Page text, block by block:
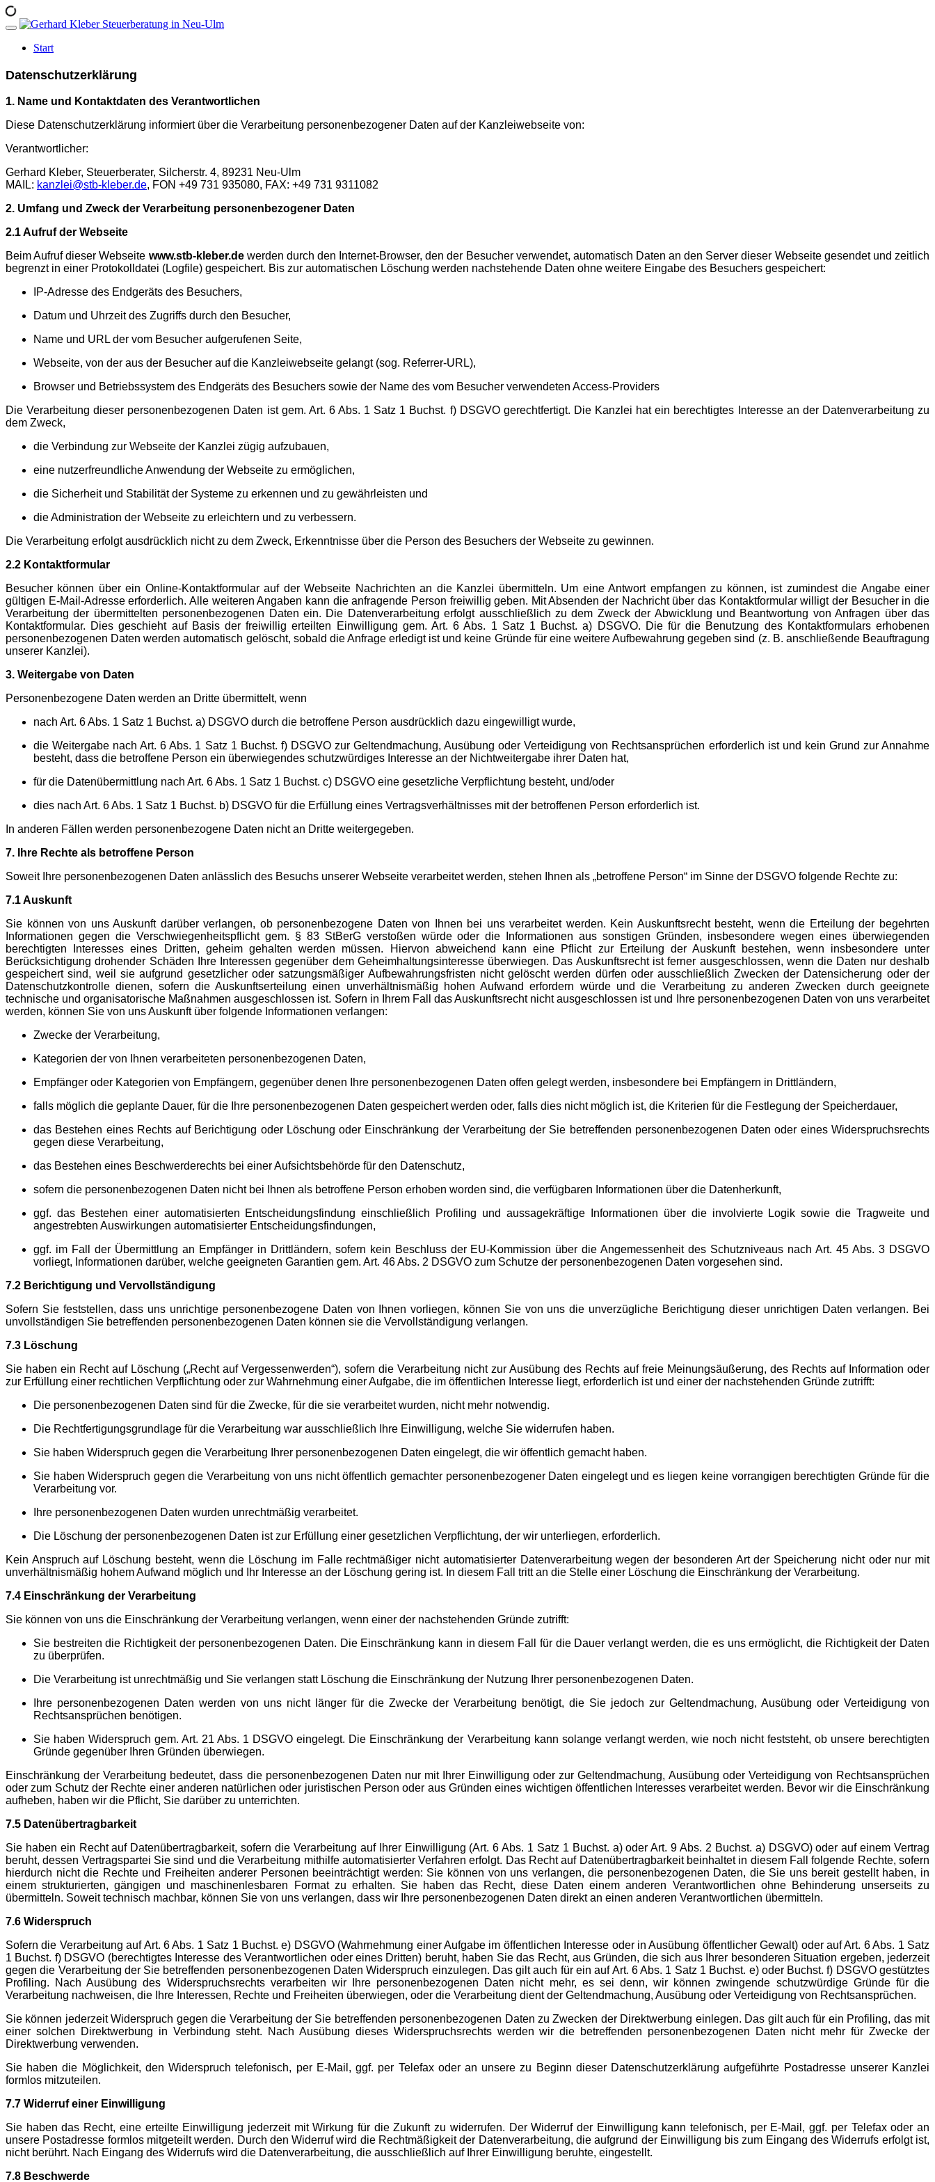
Start
Datenschutzerklärung
1. Name und Kontaktdaten des Verantwortlichen
Diese Datenschutzerklärung informiert über die Verarbeitung personenbezogener Daten auf der Kanzleiwebseite von:
Verantwortlicher:
Gerhard Kleber, Steuerberater, Silcherstr. 4, 89231 Neu-Ulm
MAIL: kanzlei@stb-kleber.de, FON +49 731 935080, FAX: +49 731 9311082
2. Umfang und Zweck der Verarbeitung personenbezogener Daten
2.1 Aufruf der Webseite
Beim Aufruf dieser Webseite www.stb-kleber.dewerden durch den Internet-Browser, den der Besucher verwendet, automatisch Daten an den Server dieser Webseite gesendet und zeitlich
begrenzt in einer Protokolldatei (Logfile) gespeichert. Bis zur automatischen Löschung werden nachstehende Daten ohne weitere Eingabe des Besuchers gespeichert:
IP-Adresse des Endgeräts des Besuchers,
Datum und Uhrzeit des Zugriffs durch den Besucher,
Name und URL der vom Besucher aufgerufenen Seite,
Webseite, von der aus der Besucher auf die Kanzleiwebseite gelangt (sog. Referrer-URL),
Browser und Betriebssystem des Endgeräts des Besuchers sowie der Name des vom Besucher verwendeten Access-Providers
Die Verarbeitung dieser personenbezogenen Daten ist gem. Art. 6 Abs. 1 Satz 1 Buchst. f) DSGVO gerechtfertigt. Die Kanzlei hat ein berechtigtes Interesse an der Datenverarbeitung zu
dem Zweck,
die Verbindung zur Webseite der Kanzlei zügig aufzubauen,
eine nutzerfreundliche Anwendung der Webseite zu ermöglichen,
die Sicherheit und Stabilität der Systeme zu erkennen und zu gewährleisten und
die Administration der Webseite zu erleichtern und zu verbessern.
Die Verarbeitung erfolgt ausdrücklich nicht zu dem Zweck, Erkenntnisse über die Person des Besuchers der Webseite zu gewinnen.
2.2 Kontaktformular
Besucher können über ein Online-Kontaktformular auf der Webseite Nachrichten an die Kanzlei übermitteln. Um eine Antwort empfangen zu können, ist zumindest die Angabe einer
gültigen E-Mail-Adresse erforderlich. Alle weiteren Angaben kann die anfragende Person freiwillig geben. Mit Absenden der Nachricht über das Kontaktformular willigt der Besucher in die
Verarbeitung der übermittelten personenbezogenen Daten ein. Die Datenverarbeitung erfolgt ausschließlich zu dem Zweck der Abwicklung und Beantwortung von Anfragen über das
Kontaktformular. Dies geschieht auf Basis der freiwillig erteilten Einwilligung gem. Art. 6 Abs. 1 Satz 1 Buchst. a) DSGVO. Die für die Benutzung des Kontaktformulars erhobenen
personenbezogenen Daten werden automatisch gelöscht, sobald die Anfrage erledigt ist und keine Gründe für eine weitere Aufbewahrung gegeben sind (z. B. anschließende Beauftragung
unserer Kanzlei).
3. Weitergabe von Daten
Personenbezogene Daten werden an Dritte übermittelt, wenn
nach Art. 6 Abs. 1 Satz 1 Buchst. a) DSGVO durch die betroffene Person ausdrücklich dazu eingewilligt wurde,
die Weitergabe nach Art. 6 Abs. 1 Satz 1 Buchst. f) DSGVO zur Geltendmachung, Ausübung oder Verteidigung von Rechtsansprüchen erforderlich ist und kein Grund zur Annahme
besteht, dass die betroffene Person ein überwiegendes schutzwürdiges Interesse an der Nichtweitergabe ihrer Daten hat,
für die Datenübermittlung nach Art. 6 Abs. 1 Satz 1 Buchst. c) DSGVO eine gesetzliche Verpflichtung besteht, und/oder
dies nach Art. 6 Abs. 1 Satz 1 Buchst. b) DSGVO für die Erfüllung eines Vertragsverhältnisses mit der betroffenen Person erforderlich ist.
In anderen Fällen werden personenbezogene Daten nicht an Dritte weitergegeben.
7. Ihre Rechte als betroffene Person
Soweit Ihre personenbezogenen Daten anlässlich des Besuchs unserer Webseite verarbeitet werden, stehen Ihnen als „betroffene Person“ im Sinne der DSGVO folgende Rechte zu:
7.1 Auskunft
Sie können von uns Auskunft darüber verlangen, ob personenbezogene Daten von Ihnen bei uns verarbeitet werden. Kein Auskunftsrecht besteht, wenn die Erteilung der begehrten
Informationen gegen die Verschwiegenheitspflicht gem. § 83 StBerG verstoßen würde oder die Informationen aus sonstigen Gründen, insbesondere wegen eines überwiegenden
berechtigten Interesses eines Dritten, geheim gehalten werden müssen. Hiervon abweichend kann eine Pflicht zur Erteilung der Auskunft bestehen, wenn insbesondere unter
Berücksichtigung drohender Schäden Ihre Interessen gegenüber dem Geheimhaltungsinteresse überwiegen. Das Auskunftsrecht ist ferner ausgeschlossen, wenn die Daten nur deshalb
gespeichert sind, weil sie aufgrund gesetzlicher oder satzungsmäßiger Aufbewahrungsfristen nicht gelöscht werden dürfen oder ausschließlich Zwecken der Datensicherung oder der
Datenschutzkontrolle dienen, sofern die Auskunftserteilung einen unverhältnismäßig hohen Aufwand erfordern würde und die Verarbeitung zu anderen Zwecken durch geeignete
technische und organisatorische Maßnahmen ausgeschlossen ist. Sofern in Ihrem Fall das Auskunftsrecht nicht ausgeschlossen ist und Ihre personenbezogenen Daten von uns verarbeitet
werden, können Sie von uns Auskunft über folgende Informationen verlangen:
Zwecke der Verarbeitung,
Kategorien der von Ihnen verarbeiteten personenbezogenen Daten,
Empfänger oder Kategorien von Empfängern, gegenüber denen Ihre personenbezogenen Daten offen gelegt werden, insbesondere bei Empfängern in Drittländern,
falls möglich die geplante Dauer, für die Ihre personenbezogenen Daten gespeichert werden oder, falls dies nicht möglich ist, die Kriterien für die Festlegung der Speicherdauer,
das Bestehen eines Rechts auf Berichtigung oder Löschung oder Einschränkung der Verarbeitung der Sie betreffenden personenbezogenen Daten oder eines Widerspruchsrechts
gegen diese Verarbeitung,
das Bestehen eines Beschwerderechts bei einer Aufsichtsbehörde für den Datenschutz,
sofern die personenbezogenen Daten nicht bei Ihnen als betroffene Person erhoben worden sind, die verfügbaren Informationen über die Datenherkunft,
ggf. das Bestehen einer automatisierten Entscheidungsfindung einschließlich Profiling und aussagekräftige Informationen über die involvierte Logik sowie die Tragweite und
angestrebten Auswirkungen automatisierter Entscheidungsfindungen,
ggf. im Fall der Übermittlung an Empfänger in Drittländern, sofern kein Beschluss der EU-Kommission über die Angemessenheit des Schutzniveaus nach Art. 45 Abs. 3 DSGVO
vorliegt, Informationen darüber, welche geeigneten Garantien gem. Art. 46 Abs. 2 DSGVO zum Schutze der personenbezogenen Daten vorgesehen sind.
7.2 Berichtigung und Vervollständigung
Sofern Sie feststellen, dass uns unrichtige personenbezogene Daten von Ihnen vorliegen, können Sie von uns die unverzügliche Berichtigung dieser unrichtigen Daten verlangen. Bei
unvollständigen Sie betreffenden personenbezogenen Daten können sie die Vervollständigung verlangen.
7.3 Löschung
Sie haben ein Recht auf Löschung („Recht auf Vergessenwerden“), sofern die Verarbeitung nicht zur Ausübung des Rechts auf freie Meinungsäußerung, des Rechts auf Information oder
zur Erfüllung einer rechtlichen Verpflichtung oder zur Wahrnehmung einer Aufgabe, die im öffentlichen Interesse liegt, erforderlich ist und einer der nachstehenden Gründe zutrifft:
Die personenbezogenen Daten sind für die Zwecke, für die sie verarbeitet wurden, nicht mehr notwendig.
Die Rechtfertigungsgrundlage für die Verarbeitung war ausschließlich Ihre Einwilligung, welche Sie widerrufen haben.
Sie haben Widerspruch gegen die Verarbeitung Ihrer personenbezogenen Daten eingelegt, die wir öffentlich gemacht haben.
Sie haben Widerspruch gegen die Verarbeitung von uns nicht öffentlich gemachter personenbezogener Daten eingelegt und es liegen keine vorrangigen berechtigten Gründe für die
Verarbeitung vor.
Ihre personenbezogenen Daten wurden unrechtmäßig verarbeitet.
Die Löschung der personenbezogenen Daten ist zur Erfüllung einer gesetzlichen Verpflichtung, der wir unterliegen, erforderlich.
Kein Anspruch auf Löschung besteht, wenn die Löschung im Falle rechtmäßiger nicht automatisierter Datenverarbeitung wegen der besonderen Art der Speicherung nicht oder nur mit
unverhältnismäßig hohem Aufwand möglich und Ihr Interesse an der Löschung gering ist. In diesem Fall tritt an die Stelle einer Löschung die Einschränkung der Verarbeitung.
7.4 Einschränkung der Verarbeitung
Sie können von uns die Einschränkung der Verarbeitung verlangen, wenn einer der nachstehenden Gründe zutrifft:
Sie bestreiten die Richtigkeit der personenbezogenen Daten. Die Einschränkung kann in diesem Fall für die Dauer verlangt werden, die es uns ermöglicht, die Richtigkeit der Daten
zu überprüfen.
Die Verarbeitung ist unrechtmäßig und Sie verlangen statt Löschung die Einschränkung der Nutzung Ihrer personenbezogenen Daten.
Ihre personenbezogenen Daten werden von uns nicht länger für die Zwecke der Verarbeitung benötigt, die Sie jedoch zur Geltendmachung, Ausübung oder Verteidigung von
Rechtsansprüchen benötigen.
Sie haben Widerspruch gem. Art. 21 Abs. 1 DSGVO eingelegt. Die Einschränkung der Verarbeitung kann solange verlangt werden, wie noch nicht feststeht, ob unsere berechtigten
Gründe gegenüber Ihren Gründen überwiegen.
Einschränkung der Verarbeitung bedeutet, dass die personenbezogenen Daten nur mit Ihrer Einwilligung oder zur Geltendmachung, Ausübung oder Verteidigung von Rechtsan­sprüchen
oder zum Schutz der Rechte einer anderen natürlichen oder juristischen Person oder aus Gründen eines wichtigen öffentlichen Interesses verarbeitet werden. Bevor wir die Einschränkung
aufheben, haben wir die Pflicht, Sie darüber zu unterrichten.
7.5 Datenübertragbarkeit
Sie haben ein Recht auf Datenübertragbarkeit, sofern die Verarbeitung auf Ihrer Einwilligung (Art. 6 Abs. 1 Satz 1 Buchst. a) oder Art. 9 Abs. 2 Buchst. a) DSGVO) oder auf einem Vertrag
beruht, dessen Vertragspartei Sie sind und die Verarbeitung mithilfe automatisierter Verfahren erfolgt. Das Recht auf Datenübertragbarkeit beinhaltet in diesem Fall folgende Rechte, sofern
hierdurch nicht die Rechte und Freiheiten anderer Personen beeinträchtigt werden: Sie können von uns verlangen, die personenbezogenen Daten, die Sie uns bereit gestellt haben, in
einem strukturierten, gängigen und maschinenlesbaren Format zu erhalten. Sie haben das Recht, diese Daten einem anderen Verantwortlichen ohne Behinderung unserseits zu
übermitteln. Soweit technisch machbar, können Sie von uns verlangen, dass wir Ihre personenbezogenen Daten direkt an einen anderen Verantwortlichen übermitteln.
7.6 Widerspruch
Sofern die Verarbeitung auf Art. 6 Abs. 1 Satz 1 Buchst. e) DSGVO (Wahrnehmung einer Aufgabe im öffentlichen Interesse oder in Ausübung öffentlicher Gewalt) oder auf Art. 6 Abs. 1 Satz
1 Buchst. f) DSGVO (berechtigtes Interesse des Verantwortlichen oder eines Dritten) beruht, haben Sie das Recht, aus Gründen, die sich aus Ihrer besonderen Situation ergeben, jederzeit
gegen die Verarbeitung der Sie betreffenden personenbezogenen Daten Widerspruch einzulegen. Das gilt auch für ein auf Art. 6 Abs. 1 Satz 1 Buchst. e) oder Buchst. f) DSGVO gestütztes
Profiling. Nach Ausübung des Widerspruchsrechts verarbeiten wir Ihre personenbezogenen Daten nicht mehr, es sei denn, wir können zwingende schutzwürdige Gründe für die
Verarbeitung nachweisen, die Ihre Interessen, Rechte und Freiheiten überwiegen, oder die Verarbeitung dient der Geltendmachung, Ausübung oder Verteidigung von Rechtsansprüchen.
Sie können jederzeit Widerspruch gegen die Verarbeitung der Sie betreffenden personenbezogenen Daten zu Zwecken der Direktwerbung einlegen. Das gilt auch für ein Profiling, das mit
einer solchen Direktwerbung in Verbindung steht. Nach Ausübung dieses Widerspruchsrechts werden wir die betreffenden personenbezogenen Daten nicht mehr für Zwecke der
Direktwerbung verwenden.
Sie haben die Möglichkeit, den Widerspruch telefonisch, per E-Mail,ggf. per Telefaxoder an unsere zu Beginn dieser Datenschutzerklärung aufgeführte Postadresse unserer Kanzlei
formlos mitzuteilen.
7.7 Widerruf einer Einwilligung
Sie haben das Recht, eine erteilte Einwilligung jederzeit mit Wirkung für die Zukunft zu widerrufen. Der Widerruf der Einwilligung kann telefonisch, per E-Mail,ggf. per Telefaxoder an
unsere Postadresse formlos mitgeteilt werden. Durch den Widerruf wird die Rechtmäßigkeit der Datenverarbeitung, die aufgrund der Einwilligung bis zum Eingang des Widerrufs erfolgt ist,
nicht berührt. Nach Eingang des Widerrufs wird die Datenverarbeitung, die ausschließlich auf Ihrer Einwilligung beruhte, eingestellt.
7.8 Beschwerde